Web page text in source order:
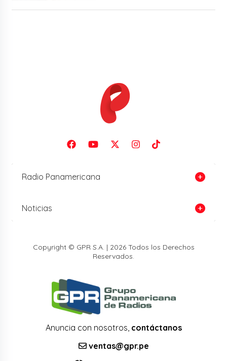
Radio Panamericana
Noticias
Copyright © GPR S.A. | 2026 Todos los Derechos
Reservados.
Anuncia con nosotros, contáctanos
ventas@gpr.pe